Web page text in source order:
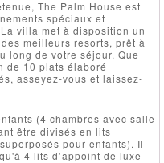
The Palm House est
spéciaux et
villa met à disposition un
meilleurs resorts, prêt à
long de votre séjour. Que
de 10 plats élaboré
asseyez-vous et laissez-
(4 chambres avec salle
être divisés en lits
pour enfants). Il
4 lits d’appoint de luxe